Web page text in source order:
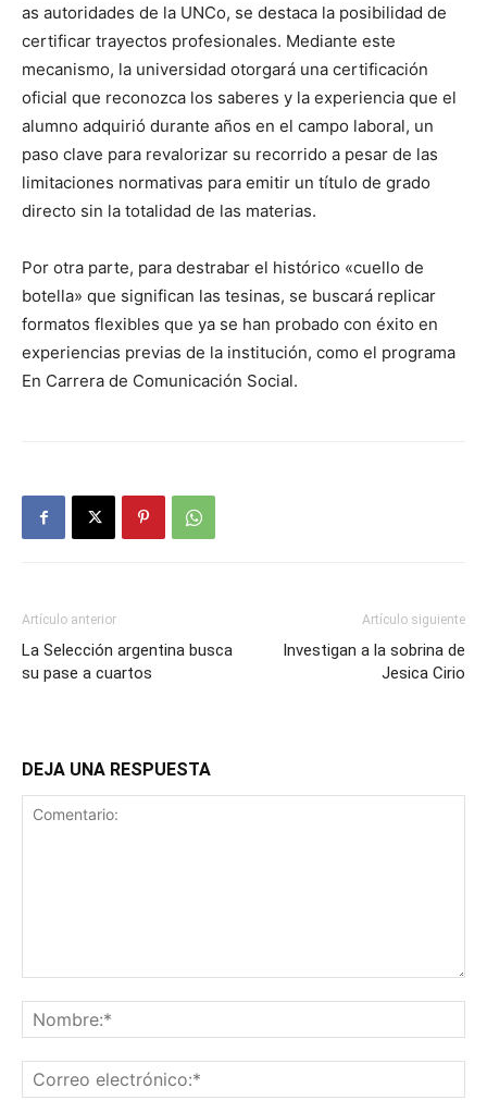
as autoridades de la UNCo, se destaca la posibilidad de
certificar trayectos profesionales. Mediante este
mecanismo, la universidad otorgará una certificación
oficial que reconozca los saberes y la experiencia que el
alumno adquirió durante años en el campo laboral, un
paso clave para revalorizar su recorrido a pesar de las
limitaciones normativas para emitir un título de grado
directo sin la totalidad de las materias.
Por otra parte, para destrabar el histórico «cuello de
botella» que significan las tesinas, se buscará replicar
formatos flexibles que ya se han probado con éxito en
experiencias previas de la institución, como el programa
En Carrera de Comunicación Social.
Artículo anterior
La Selección argentina busca
su pase a cuartos
Artículo siguiente
Investigan a la sobrina de
Jesica Cirio
DEJA UNA RESPUESTA